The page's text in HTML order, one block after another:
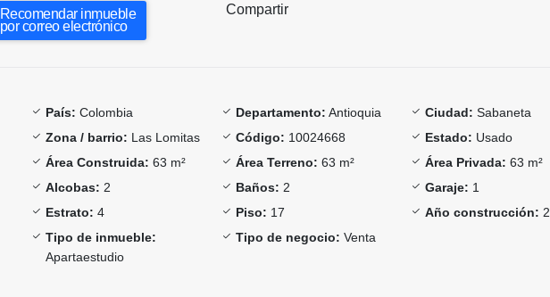
Recomendar inmueble
por correo electrónico
Compartir
País: Colombia Departamento: Antioquia Ciudad: Sabaneta
Zona / barrio: Las Lomitas Código: 10024668 Estado: Usado
Área Construida: 63 m² Área Terreno: 63 m² Área Privada: 63 m²
Alcobas: 2 Baños: 2 Garaje: 1
Estrato: 4 Piso: 17 Año construcción:
Tipo de inmueble:
Apartaestudio
Tipo de negocio: Venta